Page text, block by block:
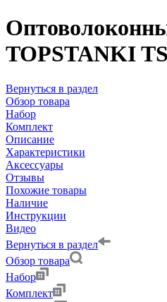
TOPSTANKI
Вернуться в раздел
Обзор товара
Набор
Комплект
Описание
Характеристики
Аксессуары
Отзывы
Похожие товары
Наличие
Инструкции
Видео
Вернуться в раздел
Обзор товара
Набор
Комплект